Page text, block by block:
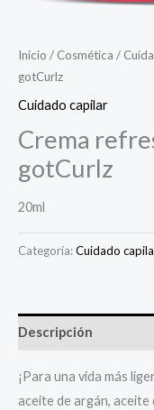
Inicio / Cosmética /
gotCurlz
Cuidado capilar
Crema
gotCurlz
20ml
Categoría:Cuidado
Descripción
¡Para una vida más
aceite de argán,